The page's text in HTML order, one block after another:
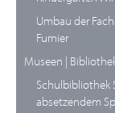
Umbau der
Furnier
Museen |
Schulbibliothek
absetzendem